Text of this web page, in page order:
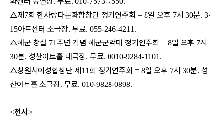
△제7회 한사랑다문화합창단 정기연주회 = 8일 오후 7시 30분. 3·
15아트센터 소극장. 무료. 055-246-4211.
△해군 창설 71주년 기념 해군군악대 정기연주회 = 8일 오후 7시
30분. 성산아트홀 대극장. 무료. 0010-9284-1101.
△창원시여성합창단 제11 회 정기연주회 = 8일 오후 7시 30분. 성
산아트홀 소극장. 무료. 010-9828-0898.
<전시 >